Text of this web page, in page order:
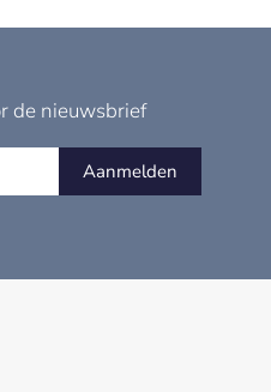
de nieuwsbrief
Aanmelden